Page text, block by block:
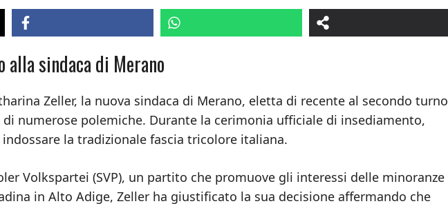
sindaca di Merano
Zeller, la nuova sindaca di Merano, eletta di recente al secondo turno
numerose polemiche. Durante la cerimonia ufficiale di insediamento,
la tradizionale fascia tricolore italiana.
Volkspartei (SVP), un partito che promuove gli interessi delle minoranze
in Alto Adige, Zeller ha giustificato la sua decisione affermando che